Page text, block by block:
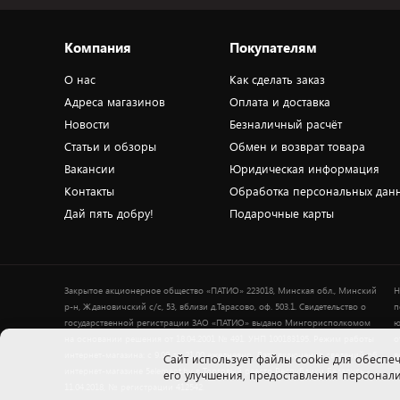
Компания
О нас
Адреса магазинов
Новости
Статьи и обзоры
Вакансии
Контакты
Дай пять добру!
Покупателям
Как сделать заказ
Оплата и доставка
Безналичный расчёт
Обмен и возврат товара
Юридическая информация
Обработка персональных
Подарочные карты
Закрытое акционерное общество «ПАТИО» 223018, Минская обл., Минский
р-н, Ждановичский с/с, 53, вблизи д.Тарасово, оф. 503.1. Свидетельство о
государственной регистрации ЗАО «ПАТИО» выдано Мингорисполкомом
интернет-магазина: с 9.00 до 21.00 ежедневно. Дата включения сведений об
интернет-магазине 5element.by в Торговый реестр Республики Беларусь -
Cайт использует файлы cookie для
его улучшения, предоставления